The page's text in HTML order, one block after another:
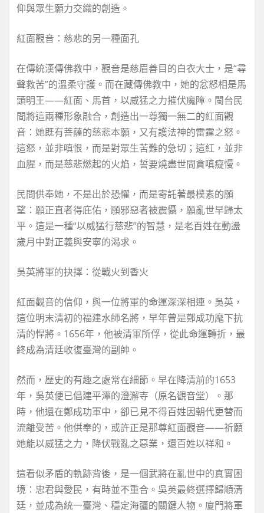
仰與眾生願力交織的創造。
紅面觀音：慈悲的另一種面孔
在傳統漢傳佛教中，觀音是慈眉善目的白衣大士，是“尋
聲救苦”的溫柔守護。而在藏傳佛教中，她的忿怒相是馬
頭明王——紅面、馬首，以威猛之力摧伏魔障。閩台民
間將這兩種形象融合，創造出一尊獨一無二的紅面觀
音：她既有菩薩的慈悲本願，又有護法神的雷霆之怒。
這怒，並非嗔恨，而是對眾生苦難的急切；這紅，並非
血腥，而是慈悲燃起的火焰，誓要燒盡世間貪嗔癡慢。
民間供奉她，不是出於恐懼，而是寄託著最樸素的願
望：願正直者得庇佑，願邪惡者被震懾，願亂世早歸太
平。這是一種“以威猛行慈悲”的智慧，是老百姓在動盪
歲月中對正義與安寧的渴求。
吳英將軍的抉擇：從戰火到香火
紅面觀音的信仰，與一位將軍的命運深深相連。吳英，
這位明末清初的福建水師名將，早年曾是鄭成功麾下抗
清的悍將。1656年，他被清軍所俘，從此命運轉折，最
終成為清廷收復臺灣的副帥。
然而，歷史的有趣之處常在細節。早在降清前的1653
年，吳英便已倡建平潭的澄澥寺（原名觀音堂）。那
時，他還在鄭成功軍中，卻已見不得百姓因朝代更替而
流離受苦。他供奉的，或許正是那尊紅面觀音——祈願
她能以威猛之力，降伏戰亂之惡業，還百姓以祥和。
這看似矛盾的軌跡背後，是一個武將在亂世中的真實困
境：忠君與愛民，有時並不重合。吳英最終選擇歸順清
廷，並成為統一臺灣、穩定海疆的關鍵人物。廈門將軍